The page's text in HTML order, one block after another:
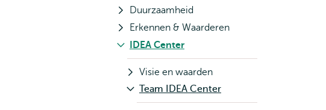
Duurzaamheid
Erkennen & Waarderen
IDEA Center
Visie en waarden
Team IDEA Center